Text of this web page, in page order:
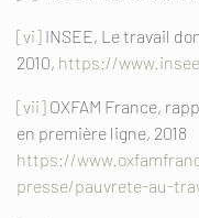
[vi] INSEE, Le travail
2010, https://
[vii] OXFAM France,
en première ligne, 2018
https://
presse/pauvrete-au-